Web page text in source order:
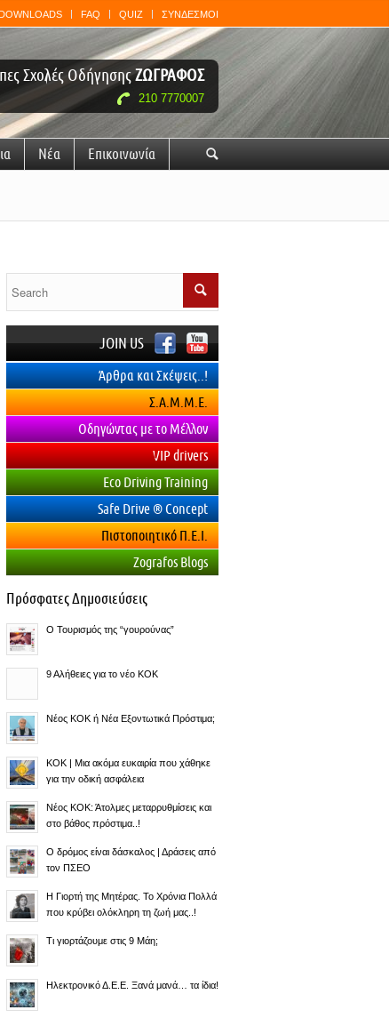
FAQ QUIZ ΣΥΝΔΕΣΜΟΙ
Σχολές ΟδήγησηςΖΩΓΡΑΦΟΣ
210 7770007
Νέα Επικοινωνία 🔍
JOIN US
Άρθρα και Σκέψεις..!
Σ.Α.Μ.Μ.Ε.
Οδηγώντας με το Μέλλον
VIP drivers
Eco Driving Training
Safe Drive ® Concept
Πιστοποιητικό Π.Ε.Ι.
Zografos Blogs
Πρόσφατες Δημοσιεύσεις
O Τουρισμός της “γουρούνας”
9 Αλήθειες για το νέο ΚΟΚ
Νέος ΚΟΚ ή Νέα Εξοντωτικά Πρόστιμα;
ΚΟΚ | Μια ακόμα ευκαιρία που χάθηκε
για την οδική ασφάλεια
Νέος ΚΟΚ: Άτολμες μεταρρυθμίσεις και
στο βάθος πρόστιμα..!
Ο δρόμος είναι δάσκαλος | Δράσεις από
τον ΠΣΕΟ
Η Γιορτή της Μητέρας. Το Χρόνια Πολλά
που κρύβει ολόκληρη τη ζωή μας..!
Τι γιορτάζουμε στις 9 Μάη;
Ηλεκτρονικό Δ.Ε.Ε. Ξανά μανά… τα ίδια!